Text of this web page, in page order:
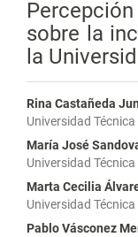
sobre la
la
Rina Castañeda
Universidad
María José
Universidad
Marta Cecilia
Universidad
Pablo Vásconez